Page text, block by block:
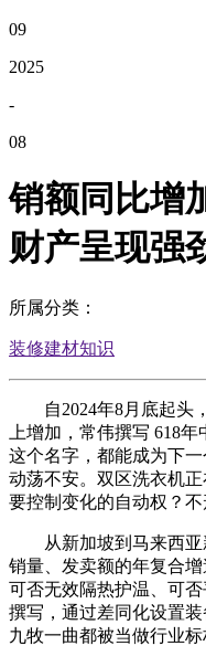
09
2025
-
08
销额同比增
财产呈现强
所属分类：
装修建材知识
自2024年8月底起头，
上增加，常伟撰写 618
这个名字，都能成为下
动荡不安。双区洗衣机
要控制变化的自动权？
从新加坡到马来西亚
销量、发卖额的年复合增
可否无效隔热护温、可
撰写，通过差同化设置
九牧一曲都被当做行业